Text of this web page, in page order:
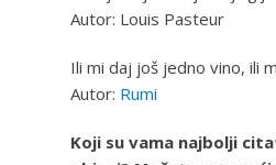
Autor: Louis Pasteur
Ili mi daj još jedno vino, ili
Autor: Rumi
Koji su vama najbolji